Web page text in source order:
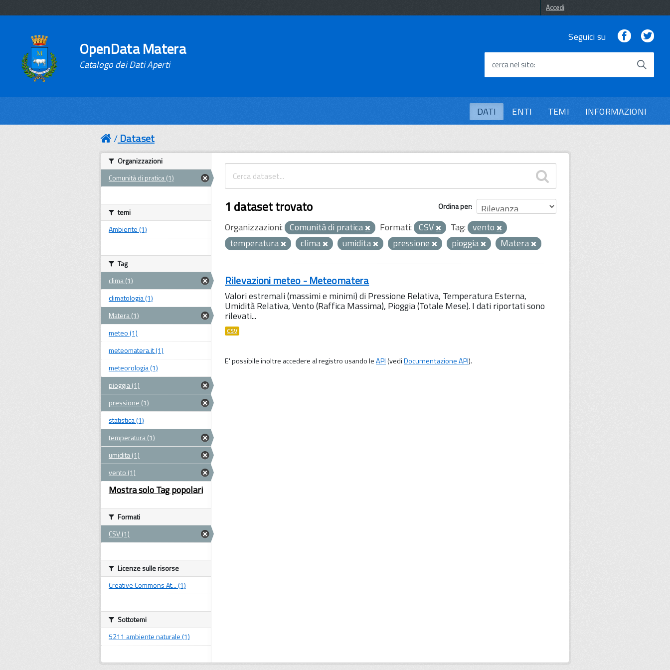
Accedi
OpenData Matera
Catalogo dei Dati Aperti
Seguici su Facebook
cerca nel sito
DATI ENTI TEMI INFORMAZIONI
Dataset
Ordina per
1 dataset trovato
Organizzazioni: Comunità di pratica Formati: CSV Tag: vento
temperatura
clima umidita pressione pioggia Matera
Rilevazioni meteo - Meteomatera
Valori estremali (massimi e minimi) di Pressione Relativa, Temperatura Esterna,
Umidità Relativa, Vento (Raffica Massima), Pioggia (Totale Mese). I dati riportati sono
rilevati...
CSV
E' possibile inoltre accedere al registro usando leAPI(vediDocumentazione API).
Organizzazioni
Comunità di pratica (1)
temi
Ambiente (1)
Tag
clima (1)
climatologia (1)
Matera (1)
meteo (1)
meteomatera.it (1)
meteorologia (1)
pioggia (1)
pressione (1)
statistica (1)
temperatura (1)
umidita (1)
vento (1)
Mostra solo Tag popolari
Formati
CSV (1)
Licenze sulle risorse
Creative Commons At... (1)
Sottotemi
5211 ambiente naturale (1)